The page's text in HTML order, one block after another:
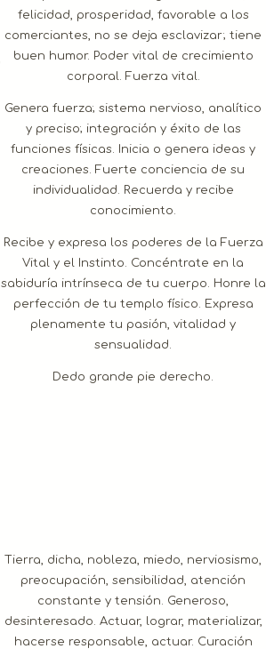
felicidad, prosperidad, favorable a los
comerciantes, no se deja esclavizar; tiene
buen humor. Poder vital de crecimiento
corporal. Fuerza vital.
Genera fuerza; sistema nervioso, analítico
y preciso; integración y éxito de las
funciones físicas. Inicia o genera ideas y
creaciones. Fuerte conciencia de su
individualidad. Recuerda y recibe
conocimiento.
Recibe y expresa los poderes de la Fuerza
Vital y el Instinto. Concéntrate en la
sabiduría intrínseca de tu cuerpo. Honre la
perfección de tu templo físico. Expresa
plenamente tu pasión, vitalidad y
sensualidad.
Dedo grande pie derecho.
Tierra, dicha, nobleza, miedo, nerviosismo,
preocupación, sensibilidad, atención
constante y tensión. Generoso,
desinteresado. Actuar, lograr, materializar,
hacerse responsable, actuar. Curación